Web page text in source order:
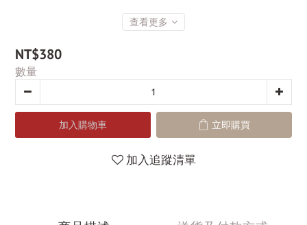
查看更多
NT$380
數量
加入購物車 立即購買
加入追蹤清單